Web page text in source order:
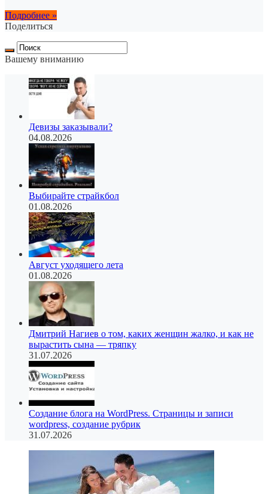
Подробнее »
Поделиться
Вашему вниманию
Девизы заказывали?
04.08.2026
Выбирайте страйкбол
01.08.2026
Август уходящего лета
01.08.2026
Дмитрий Нагиев о том, каких женщин жалко, и как не
вырастить сына — тряпку
31.07.2026
Создание блога на WordPress. Страницы и записи
wordpress, создание рубрик
31.07.2026